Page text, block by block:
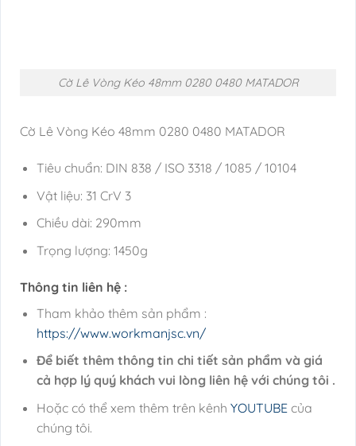
Cờ Lê Vòng Kéo 48mm 0280 0480 MATADOR
Cờ Lê Vòng Kéo 48mm 0280 0480 MATADOR
Tiêu chuẩn: DIN 838 / ISO 3318 / 1085 / 10104
Vật liệu: 31 CrV 3
Chiều dài: 290mm
Trọng lượng: 1450g
Thông tin liên hệ :
Tham khảo thêm sản phẩm :
https://www.workmanjsc.vn/
Để biết thêm thông tin chi tiết sản phẩm và giá
cả hợp lý quý khách vui lòng liên hệ với chúng tôi .
Hoặc có thể xem thêm trên kênh YOUTUBEcủa
chúng tôi.